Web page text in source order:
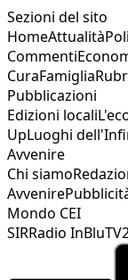
Sezioni del sito
HomeAttualità
Commenti
CuraFamiglia
Pubblicazioni
Edizioni locali
UpLuoghi
Avvenire
Chi siamo
Avvenire
Mondo CEI
SIRRadio InBlu